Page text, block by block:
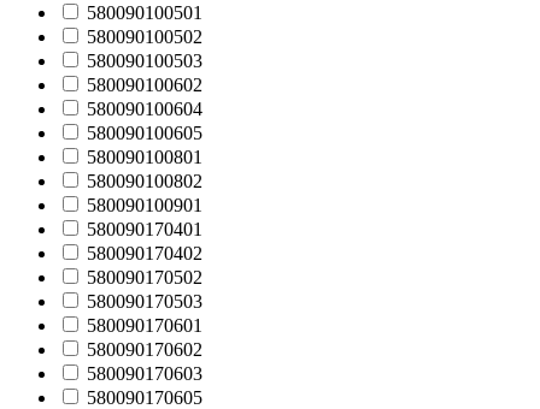
580090100501
580090100502
580090100503
580090100602
580090100604
580090100605
580090100801
580090100802
580090100901
580090170401
580090170402
580090170502
580090170503
580090170601
580090170602
580090170603
580090170605